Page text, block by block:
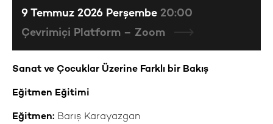
Sanat ve Çocuklar Üzerine Farklı bir Bakış
Eğitmen Eğitimi
Eğitmen: Barış Karayazgan
9 Temmuz 2026 Perşembe 20:00
Çevrimiçi Platform – Zoom